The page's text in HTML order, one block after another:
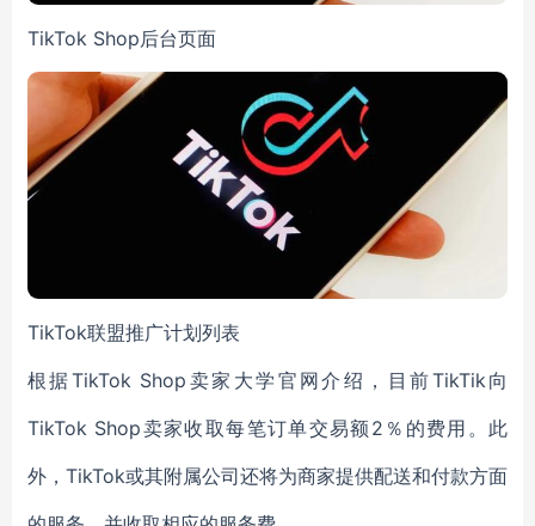
TikTok Shop后台页面
TikTok联盟推广计划列表
根据TikTok Shop卖家大学官网介绍，目前TikTik向
TikTok Shop卖家收取每笔订单交易额2％的费用。此
外，TikTok或其附属公司还将为商家提供配送和付款方面